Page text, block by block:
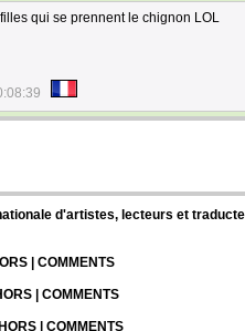
qui se prennent le chignon LOL
d'artistes, lecteurs et
| COMMENTS
| COMMENTS
| COMMENTS